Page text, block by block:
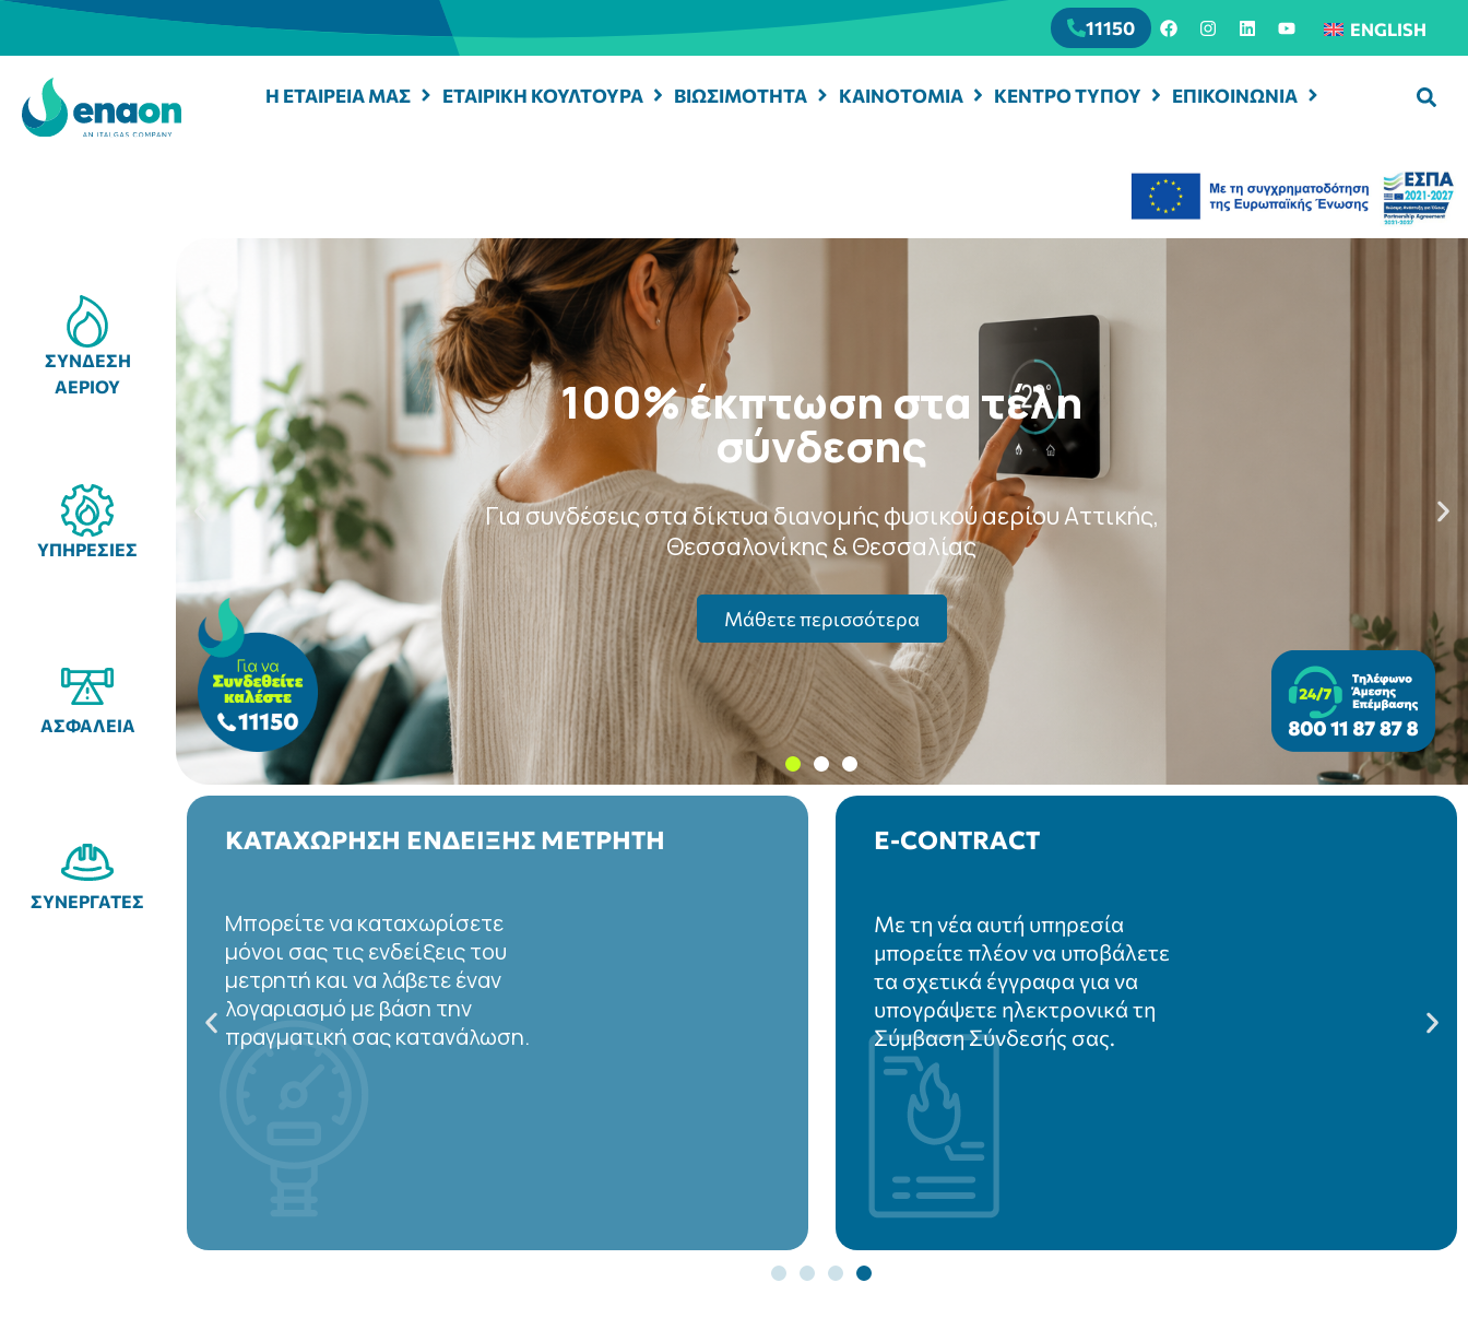
11150 ENGLISH
Η ΕΤΑΙΡΕΙΑ ΜΑΣ ΕΤΑΙΡΙΚΗ ΚΟΥΛΤΟΥΡΑ ΒΙΩΣΙΜΟΤΗΤΑ ΚΑΙΝΟΤΟΜΙΑ ΚΕΝΤΡΟ ΤΥΠΟΥ ΕΠΙΚΟΙΝΩΝΙΑ
ΣΥΝΔΕΣΗ
ΑΕΡΙΟΥ
ΥΠΗΡΕΣΙΕΣ
ΑΣΦΑΛΕΙΑ
ΣΥΝΕΡΓΑΤΕΣ
Οδηγούμε το Ενεργειακό
Μέλλον της Ελλάδας
E-CONTRACT
Με τη νέα αυτή υπηρεσία
μπορείτε πλέον να υποβάλετε
τα σχετικά έγγραφα για να
υπογράψετε ηλεκτρονικά τη
Σύμβαση Σύνδεσής σας.
ΕΞΈΛΙΞΗ ΕΡΓΑΣΙΏΝ ΣΗΜΕΊΟΥ ΠΑΡΆΔΟΣΗΣ
Παρακολουθήστε τις
κατασκευαστικές εργασίες σε
εξέλιξη, από την ημερομηνία
υπογραφής της Σύμβασης
Σύνδεσης έως την
ενεργοποίηση του σημείου
αερίου.